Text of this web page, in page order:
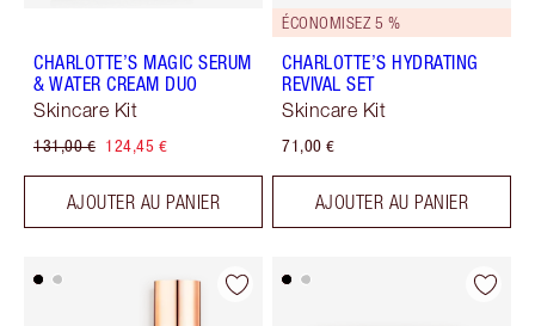
CHARLOTTE’S MAGIC SERUM
& WATER CREAM DUO
Skincare Kit
131,00 € 124,45 €
AJOUTER AU PANIER
ÉCONOMISEZ 5 %
CHARLOTTE’S HYDRATING
REVIVAL SET
Skincare Kit
71,00 €
AJOUTER AU PANIER